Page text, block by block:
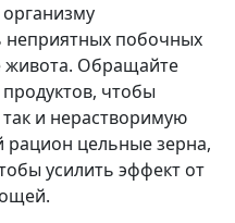
неприятных побочных
живота. Обращайте
чтобы
и нерастворимую
рацион цельные зерна,
усилить эффект от